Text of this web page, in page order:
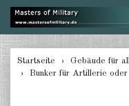
zurück
Startseite Gebäude für
Bunker für Artillerie